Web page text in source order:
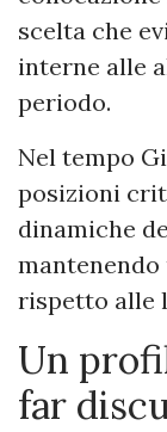
scelta che
interne alle
periodo.
Nel tempo
posizioni
dinamiche
rispetto alle
Un
far